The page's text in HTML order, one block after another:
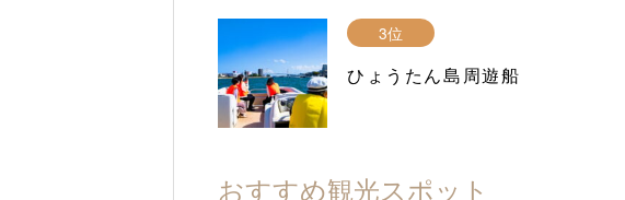
3位
ひょうたん島周遊船
おすすめ観光スポット